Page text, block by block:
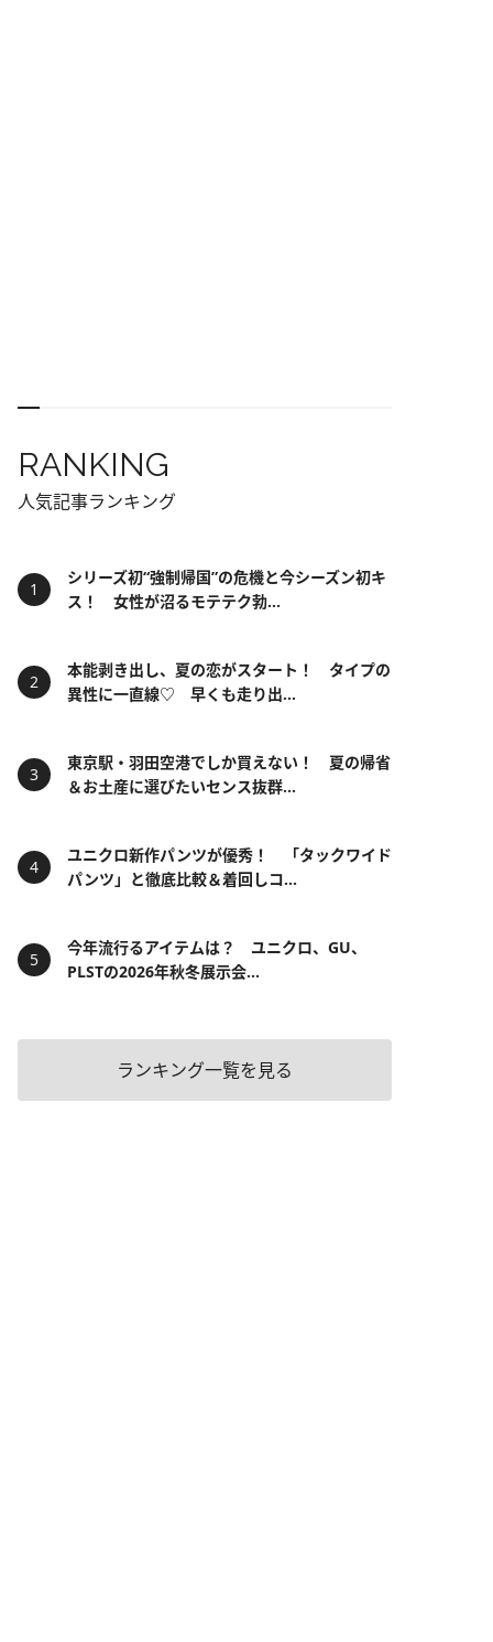
RANKING
人気記事ランキング
シリーズ初“強制帰国”の危機と今シーズン初キ
ス！ 女性が沼るモテテク勃...
本能剥き出し、夏の恋がスタート！ タイプの
異性に一直線♡ 早くも走り出...
東京駅・羽田空港でしか買えない！ 夏の帰省
＆お土産に選びたいセンス抜群...
ユニクロ新作パンツが優秀！ 「タックワイド
パンツ」と徹底比較＆着回しコ...
今年流行るアイテムは？ ユニクロ、GU、
PLSTの2026年秋冬展示会...
ランキング一覧を見る